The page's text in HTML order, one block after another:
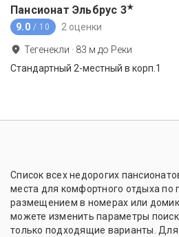
Пансионат Эльбрус 3★
9.0 / 10 2 оценки
Тегенекли · 83 м до Реки
Стандартный 2-местный в корп.1
Список всех недорогих
места для комфортного отдыха
размещением в номерах или
можете изменить параметры
только подходящие варианты. Для